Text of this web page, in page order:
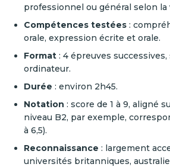
professionnel ou général selon la
Compétences testées :
orale, expression écrite et orale.
Format : 4 épreuves
ordinateur.
Durée : environ 2h45.
Notation : score de 1 à 9, aligné
niveau B2, par exemple,
à 6,5).
Reconnaissance : largement
universités britanniques,